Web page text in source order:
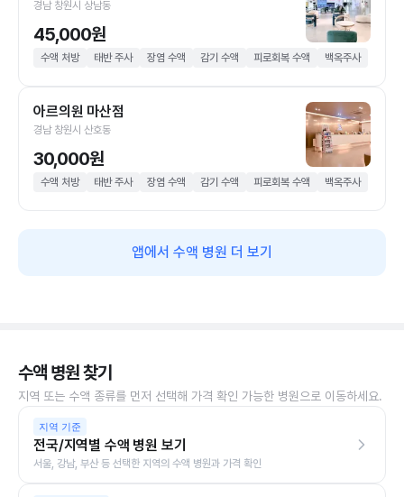
경남 창원시 상남동
45,000원
수액 처방 태반 주사 장염 수액 감기 수액 피로회복 수액 백옥주사
아르의원 마산점
경남 창원시 산호동
30,000원
수액 처방 태반 주사 장염 수액 감기 수액 피로회복 수액 백옥주사
앱에서 수액 병원 더 보기
수액 병원 찾기
지역 또는 수액 종류를 먼저 선택해 가격 확인 가능한 병원으로 이동하세요.
지역 기준
전국/지역별 수액 병원 보기
서울, 강남, 부산 등 선택한 지역의 수액 병원과 가격 확인